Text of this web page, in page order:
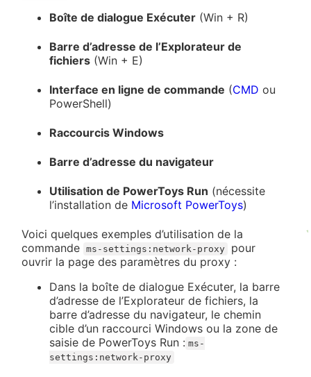
Boîte de dialogue Exécuter (Win + R)
Barre d’adresse de l’Explorateur de
fichiers (Win + E)
Interface en ligne de commande (CMD ou
PowerShell)
Raccourcis Windows
Barre d’adresse du navigateur
Utilisation de PowerToys Run (nécessite
l’installation de Microsoft PowerToys)
Voici quelques exemples d’utilisation de la
commande
ms-settings:network-proxy
pour
ouvrir la page des paramètres du proxy :
Dans la boîte de dialogue Exécuter, la barre
d’adresse de l’Explorateur de fichiers, la
barre d’adresse du navigateur, le chemin
cible d’un raccourci Windows ou la zone de
saisie de PowerToys Run : ms-
settings:network-proxy